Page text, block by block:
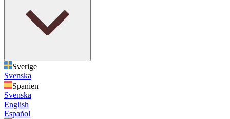
Sverige
Svenska
Spanien
Svenska
English
Español